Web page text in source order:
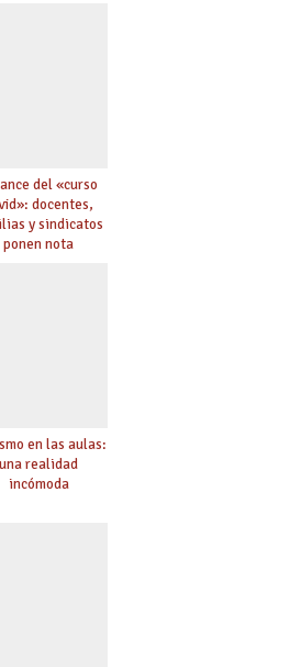
del «curso
docentes,
y sindicatos
ponen nota
en las aulas:
una realidad
incómoda